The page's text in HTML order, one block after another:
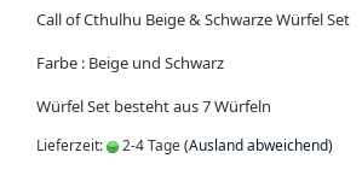
Call of Cthulhu Beige & Schwarze Würfel Set
Farbe : Beige und Schwarz
Würfel Set besteht aus 7 Würfeln
Lieferzeit: 2-4 Tage(Ausland abweichend)